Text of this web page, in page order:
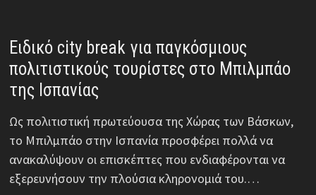
Ειδικό city break για παγκόσμιους
πολιτιστικούς τουρίστες στο Μπιλμπάο
της Ισπανίας
Ως πολιτιστική πρωτεύουσα της Χώρας των Βάσκων,
το Μπιλμπάο στην Ισπανία προσφέρει πολλά να
ανακαλύψουν οι επισκέπτες που ενδιαφέρονται να
εξερευνήσουν την πλούσια κληρονομιά του.…